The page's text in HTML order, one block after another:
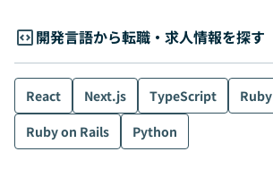
開発言語から転職・求人情報を探す
React Next.js TypeScript
Ruby
Ruby on Rails
Python